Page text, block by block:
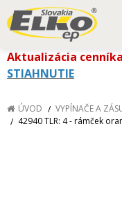
Aktualizácia cenníka
STIAHNUTIE
ÚVOD VYPÍNAČE A
42940 TLR: 4 - rámček